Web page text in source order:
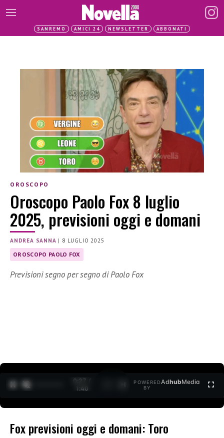
SANREMO AMICI 24 NEWSLETTER ABBONATI
OROSCOPO
Oroscopo Paolo Fox 8 luglio
2025, previsioni oggi e domani
ANDREA SANNA | 8 LUGLIO 2025
OROSCOPO PAOLO FOX
Previsioni segno per segno di Paolo Fox
0:27 /
1:40
POWERED
BY
AdhubMedia
Fox previsioni oggi e domani: Toro